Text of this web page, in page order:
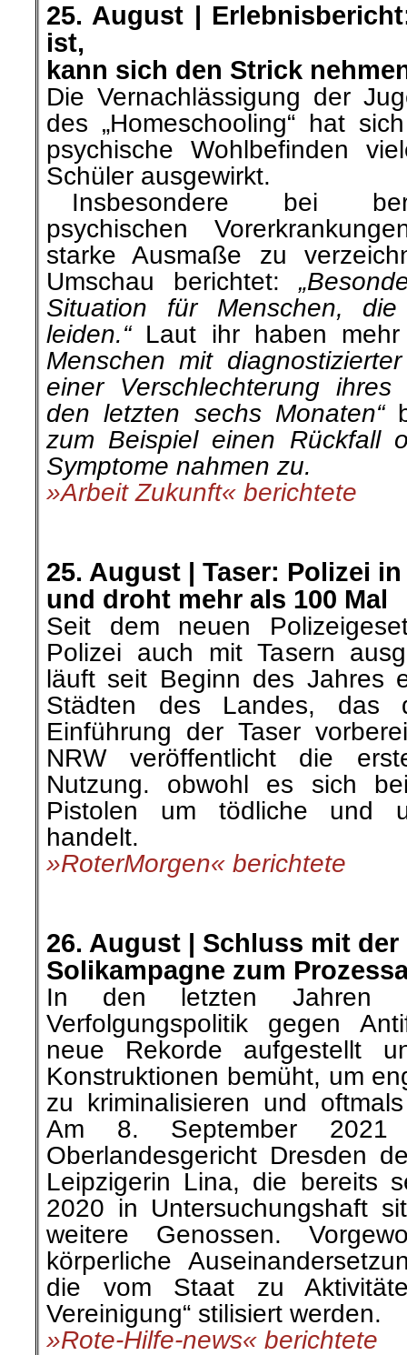
25. August |
ist,
kann sich den Strick
Die Vernachlässigung der
des „Homeschooling“ hat
psychische Wohlbefinden
Schüler ausgewirkt.
Insbesondere bei
psychischen
starke Ausmaße zu
Umschau berichtet:
Situation für Menschen,
leiden.“Laut ihr haben
Menschen mit
einer Verschlechterung ihres
den letzten sechs Monaten“
zum Beispiel einen Rückfall
Symptome nahmen zu.
»Arbeit Zukunft« berichtete
25. August | Taser: Polizei
und droht mehr als 100 Mal
Seit dem neuen
Polizei auch mit Tasern
läuft seit Beginn des Jahres
Städten des Landes, das
Einführung der Taser
NRW veröffentlicht die
Nutzung. obwohl es sich
Pistolen um tödliche und
handelt.
»RoterMorgen« berichtete
26. August | Schluss mit
Solikampagne zum
In den letzten Jahren
Verfolgungspolitik gegen
neue Rekorde aufgestellt
Konstruktionen bemüht, um
zu kriminalisieren und
Am 8. September
Oberlandesgericht Dresden
Leipzigerin Lina, die bereits
2020 in Untersuchungshaft
weitere Genossen.
körperliche
die vom Staat zu
Vereinigung“ stilisiert werden.
»Rote-Hilfe-news« berichtete